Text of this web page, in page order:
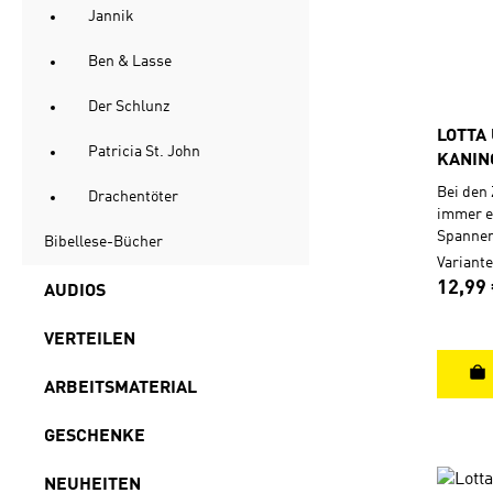
Jannik
Ben & Lasse
Der Schlunz
Patricia St. John
Drachentöter
Bibellese-Bücher
AUDIOS
VERTEILEN
ARBEITSMATERIAL
GESCHENKE
NEUHEITEN
Bei
immer
Dinge,
erlebt,
12,99